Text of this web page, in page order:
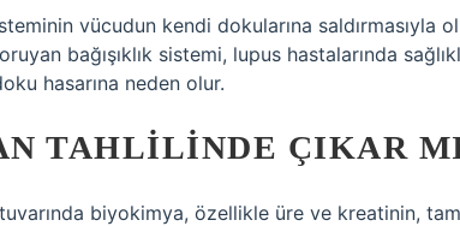
vücudun kendi dokularına saldırmasıyla
bağışıklık sistemi, lupus hastalarında
hasarına neden olur.
TAHLILINDE ÇIKAR
biyokimya, özellikle üre ve kreatinin,